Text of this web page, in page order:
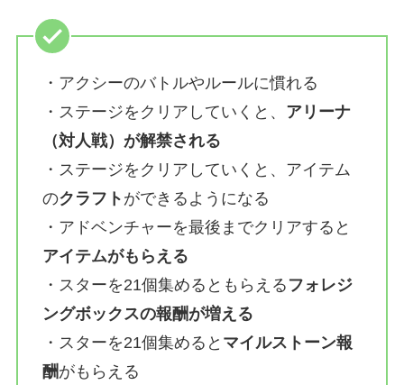
・アクシーのバトルやルールに慣れる
・ステージをクリアしていくと、 アリーナ
（対人戦）が解禁される
・ステージをクリアしていくと、アイテム
のクラフト ができるようになる
・アドベンチャーを最後までクリアすると
アイテムがもらえる
・スターを21個集めるともらえる フォレジ
ングボックスの報酬が増える
・スターを21個集めると マイルストーン報
酬がもらえる